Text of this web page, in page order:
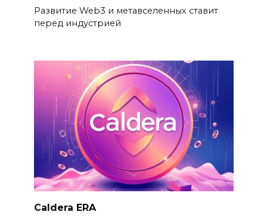
Развитие Web3 и метавселенных ставит
перед индустрией
Caldera ERA